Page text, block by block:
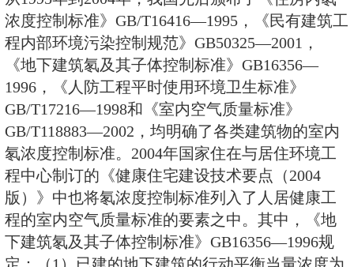
室内氡浓度控制标
2007/1/22 19:25:00
从1995年到2004年，我国先后颁
浓度控制标准》GB/T16416—1995
程内部环境污染控制规范》
《地下建筑氡及其子体控制标准》
1996，《人防工程平时使用环境卫
GB/T17216—1998和《室内空气质